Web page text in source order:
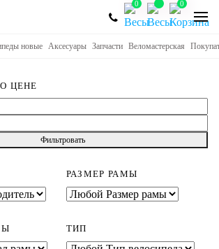
0 0
новые Аксесуары Запчасти Веломастерская
ЦЕНЕ
Фильтровать
РАЗМЕР РАМЫ
ТИП